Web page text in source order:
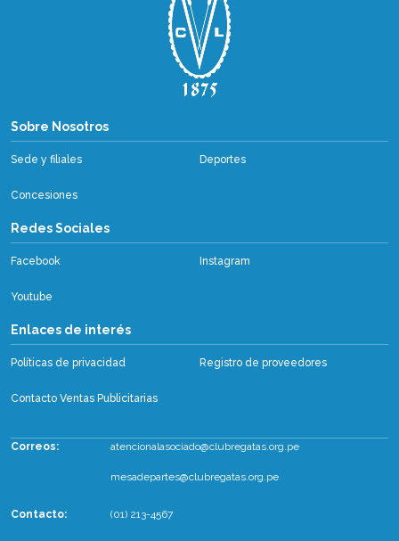
Sobre Nosotros
Sobre Nosotros
Sede y filiales Deportes
Concesiones
Redes Sociales
Facebook Instagram
Youtube
Enlaces de interés
Políticas de privacidad Registro de proveedores
Contacto Ventas Publicitarias
Correos: atencionalasociado@clubregatas.org.pe
mesadepartes@clubregatas.org.pe
Contacto: (01) 213-4567